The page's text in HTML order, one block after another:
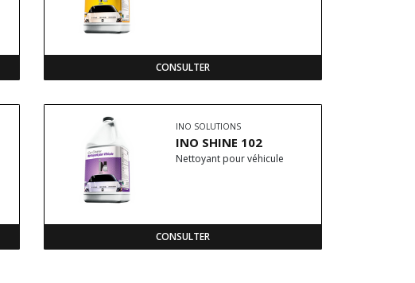
CONSULTER
INO SOLUTIONS
INO SHINE 102
Nettoyant pour véhicule
CONSULTER